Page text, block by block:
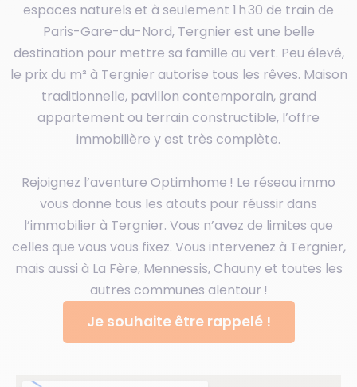
espaces naturels et à seulement 1 h 30 de train de
Paris-Gare-du-Nord, Tergnier est une belle
destination pour mettre sa famille au vert. Peu élevé,
le prix du m² à Tergnier autorise tous les rêves. Maison
traditionnelle, pavillon contemporain, grand
appartement ou terrain constructible, l’offre
immobilière y est très complète.
Rejoignez l’aventure Optimhome ! Le réseau immo
vous donne tous les atouts pour réussir dans
l’immobilier à Tergnier. Vous n’avez de limites que
celles que vous vous fixez. Vous intervenez à Tergnier,
mais aussi à La Fère, Mennessis, Chauny et toutes les
autres communes alentour !
Je souhaite être rappelé !